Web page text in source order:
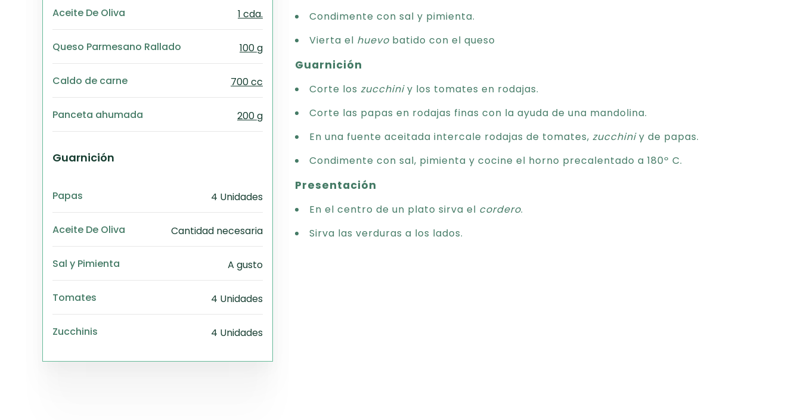
Aceite De Oliva 1 cda.
Queso Parmesano Rallado 100 g
Caldo de carne 700 cc
Panceta ahumada 200 g
Guarnición
Papas 4 Unidades
Aceite De Oliva Cantidad necesaria
Sal y Pimienta A gusto
Tomates 4 Unidades
Zucchinis 4 Unidades
Condimente con sal y pimienta.
Vierta el huevo batido con el queso
Guarnición
Corte los zucchiniy los tomates en rodajas.
Corte las papas en rodajas finas con la ayuda de una mandolina.
En una fuente aceitada intercale rodajas de tomates, zucchiniy de papas.
Condimente con sal, pimienta y cocine el horno precalentado a 180º C.
Presentación
En el centro de un plato sirva el cordero.
Sirva las verduras a los lados.